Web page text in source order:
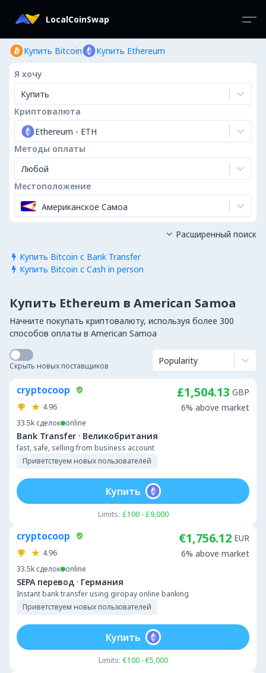
LocalCoinSwap
Купить Bitcoin Купить Ethereum
Я хочу
Купить
Криптовалюта
Ethereum - ETH
Методы оплаты
Любой
Местоположение
Американское Самоа
 Купить Bitcoin с Bank Transfer
 Купить Bitcoin с Cash in person
 Расширенный поиск
Купить Ethereum в American Samoa
Начните покупать криптовалюту, используя более 300
способов оплаты в American Samoa
Скрыть новых поставщиков Popularity
cryptocoop
4.96
33.5k сделок online
Bank Transfer · Великобритания
fast, safe, selling from business account
Приветствуем новых пользователей
£1,504.13 GBP
6% above market
Limits: £100 - £9,000
Купить
cryptocoop
4.96
33.5k сделок online
SEPA перевод · Германия
Instant bank transfer using giropay online banking
Приветствуем новых пользователей
€1,756.12 EUR
6% above market
Limits: €100 - €5,000
Купить